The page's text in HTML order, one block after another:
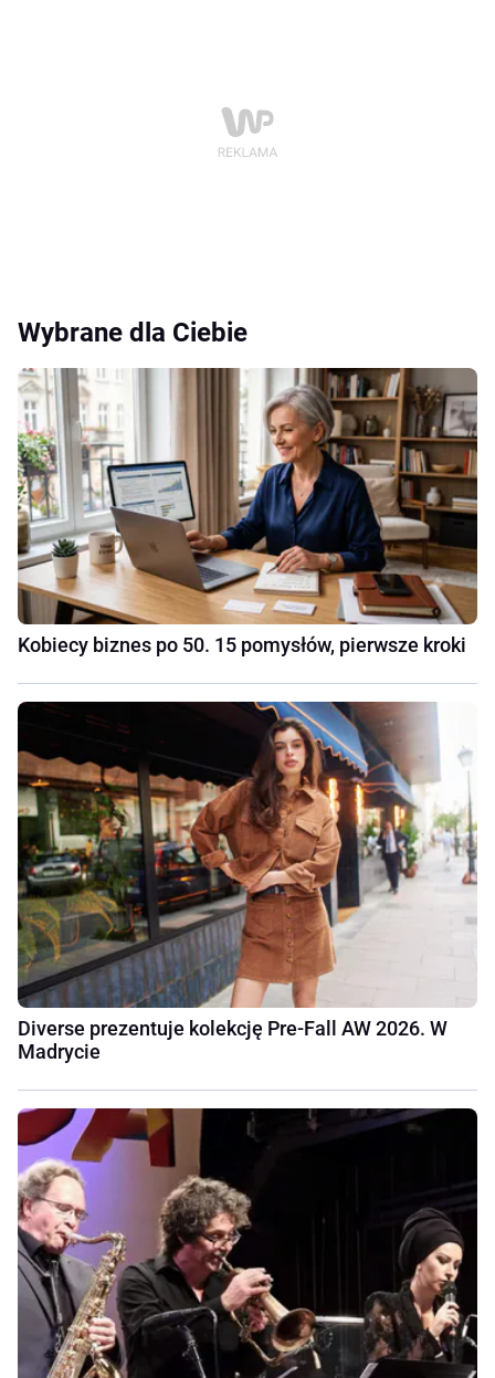
Wybrane dla Ciebie
Kobiecy biznes po 50. 15 pomysłów, pierwsze kroki
Diverse prezentuje kolekcję Pre-Fall AW 2026. W
Madrycie